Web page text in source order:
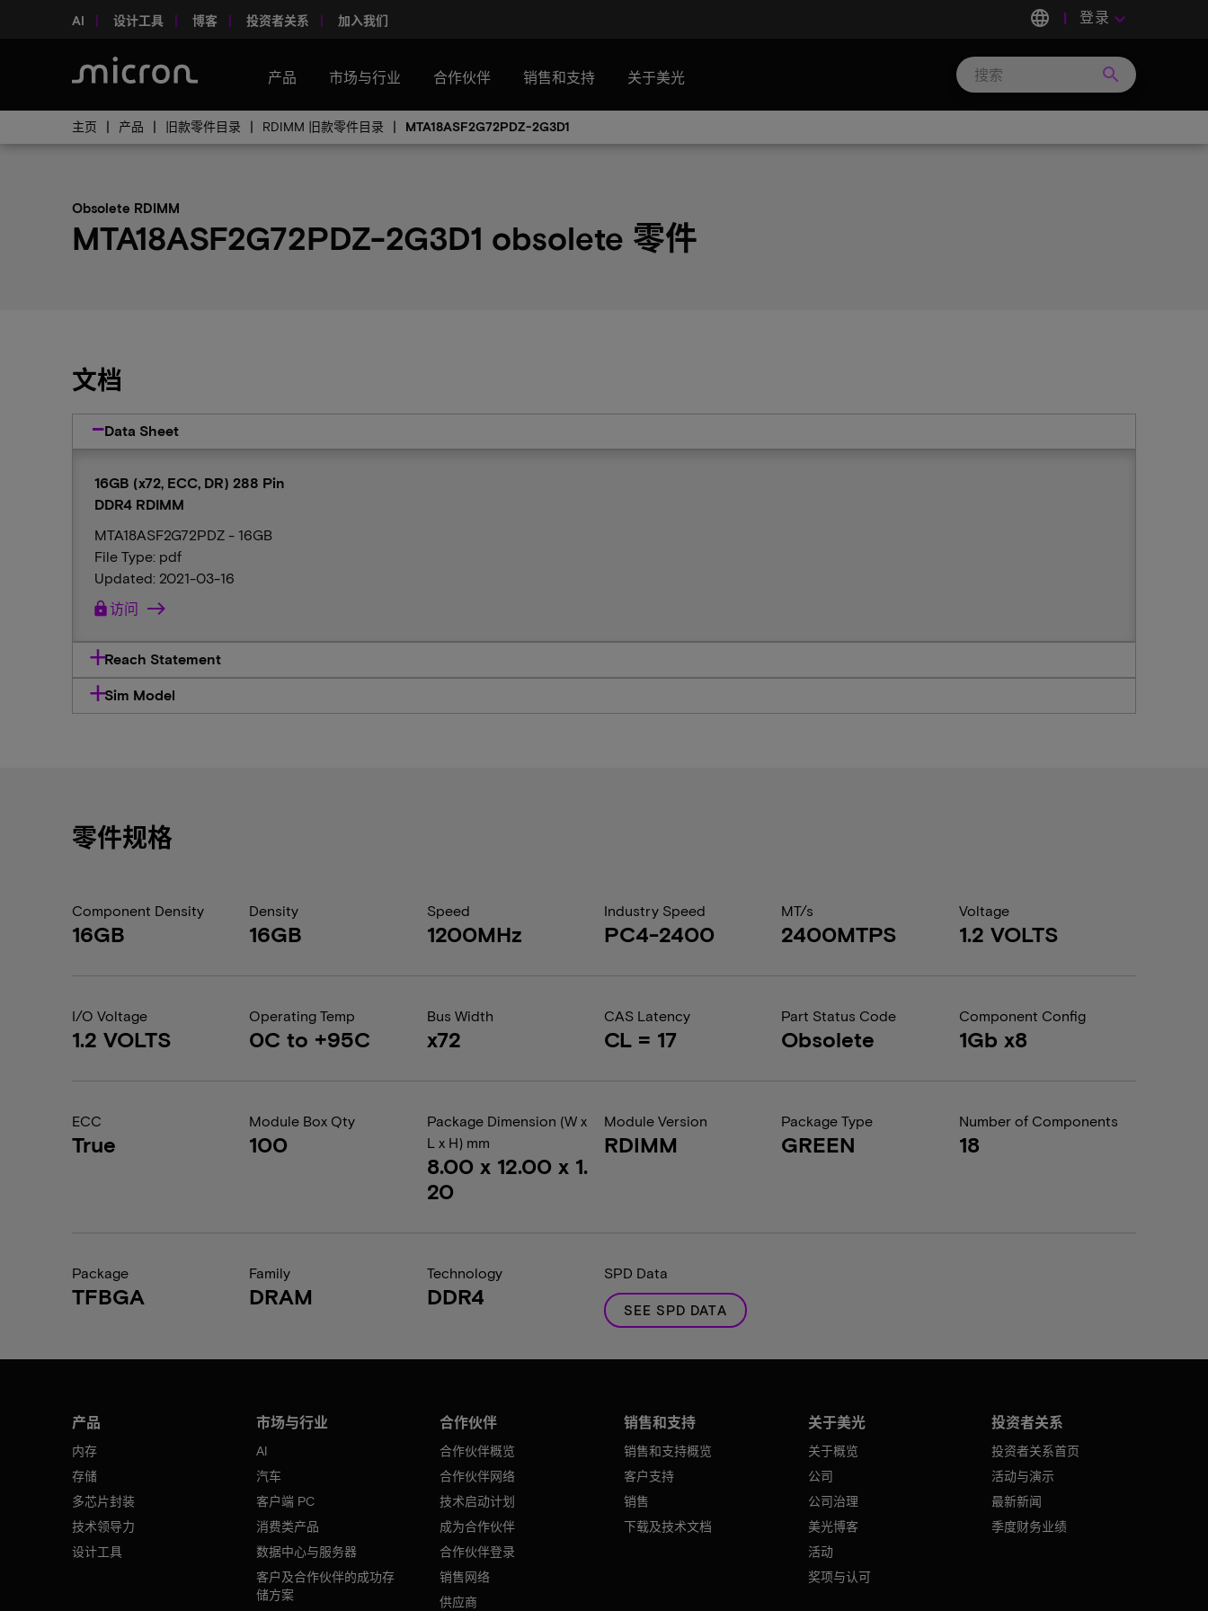
AI 设计工具 博客 投资者关系 加入我们 language 登录 keyboard_arrow_down
产品 市场与行业 合作伙伴 销售和支持 关于美光 search
主页 产品 旧款零件目录 RDIMM 旧款零件目录 MTA18ASF2G72PDZ-2G3D1
Obsolete RDIMM
MTA18ASF2G72PDZ-2G3D1 obsolete 零件
文档
Data Sheet
16GB (x72, ECC, DR) 288 Pin
DDR4 RDIMM
MTA18ASF2G72PDZ - 16GB
File Type: pdf
Updated: 2021-03-16
lock访问
Reach Statement
Sim Model
零件规格
Component Density
16GB
Density
16GB
Speed
1200MHz
Industry Speed
PC4-2400
MT/s
2400MTPS
Voltage
1.2 VOLTS
I/O Voltage
1.2 VOLTS
Operating Temp
0C to +95C
Bus Width
x72
CAS Latency
CL = 17
Part Status Code
Obsolete
Component Config
1Gb x8
ECC
True
Module Box Qty
100
Package Dimension (W x
L x H) mm
8.00 x 12.00 x 1.
20
Module Version
RDIMM
Package Type
GREEN
Number of Components
18
Package
TFBGA
Family
DRAM
Technology
DDR4
SPD Data
SEE SPD DATA
产品
内存
存储
多芯片封装
技术领导力
设计工具
市场与行业
AI
汽车
客户端 PC
消费类产品
数据中心与服务器
客户及合作伙伴的成功存
储方案
合作伙伴
合作伙伴概览
合作伙伴网络
技术启动计划
成为合作伙伴
合作伙伴登录
销售网络
供应商
销售和支持
销售和支持概览
客户支持
销售
下载及技术文档
关于美光
关于概览
公司
公司治理
美光博客
活动
奖项与认可
投资者关系
投资者关系首页
活动与演示
最新新闻
季度财务业绩